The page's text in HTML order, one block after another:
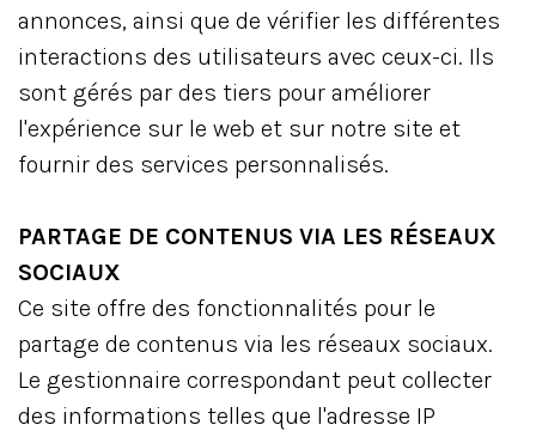
annonces, ainsi que de vérifier les différentes
interactions des utilisateurs avec ceux-ci. Ils
sont gérés par des tiers pour améliorer
l'expérience sur le web et sur notre site et
fournir des services personnalisés.
PARTAGE DE CONTENUS VIA LES RÉSEAUX
SOCIAUX
Ce site offre des fonctionnalités pour le
partage de contenus via les réseaux sociaux.
Le gestionnaire correspondant peut collecter
des informations telles que l'adresse IP